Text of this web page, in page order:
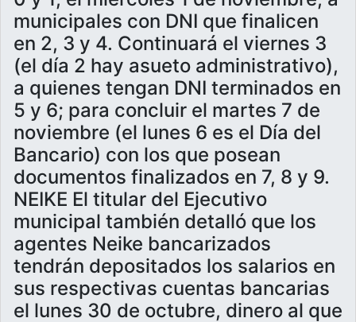
municipales con DNI que finalicen
en 2, 3 y 4. Continuará el viernes 3
(el día 2 hay asueto administrativo),
a quienes tengan DNI terminados en
5 y 6; para concluir el martes 7 de
noviembre (el lunes 6 es el Día del
Bancario) con los que posean
documentos finalizados en 7, 8 y 9.
NEIKE El titular del Ejecutivo
municipal también detalló que los
agentes Neike bancarizados
tendrán depositados los salarios en
sus respectivas cuentas bancarias
el lunes 30 de octubre, dinero al que